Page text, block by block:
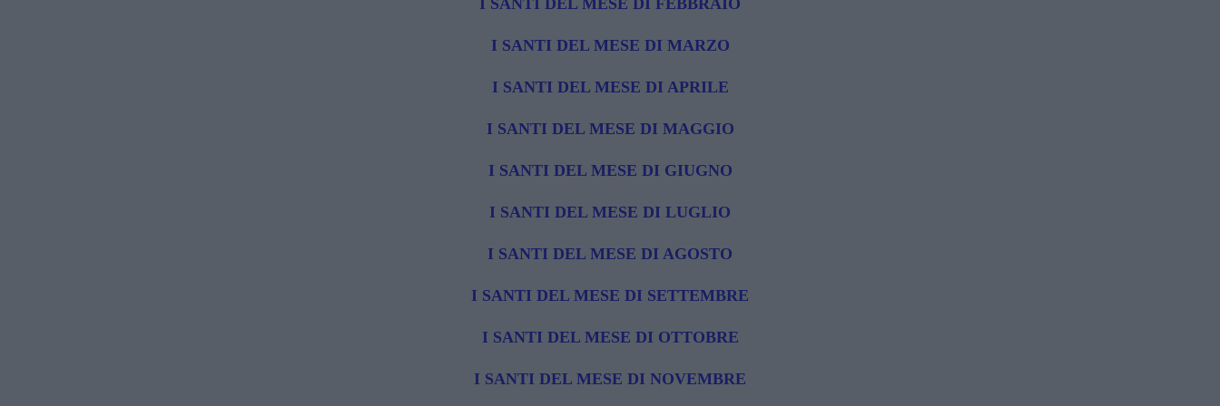
I SANTI DEL MESE DI MARZO
I SANTI DEL MESE DI APRILE
I SANTI DEL MESE DI MAGGIO
I SANTI DEL MESE DI GIUGNO
I SANTI DEL MESE DI LUGLIO
I SANTI DEL MESE DI AGOSTO
I SANTI DEL MESE DI SETTEMBRE
I SANTI DEL MESE DI OTTOBRE
I SANTI DEL MESE DI NOVEMBRE